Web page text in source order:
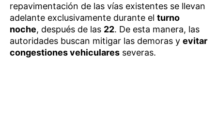
repavimentación de las vías existentes se llevan
adelante exclusivamente durante el turno
noche, después de las 22. De esta manera, las
autoridades buscan mitigar las demoras y evitar
congestiones vehiculares severas.